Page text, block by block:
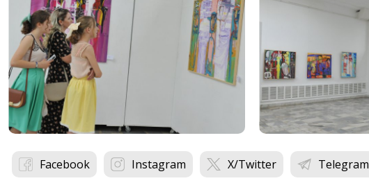
Facebook Instagram X/Twitter Telegram